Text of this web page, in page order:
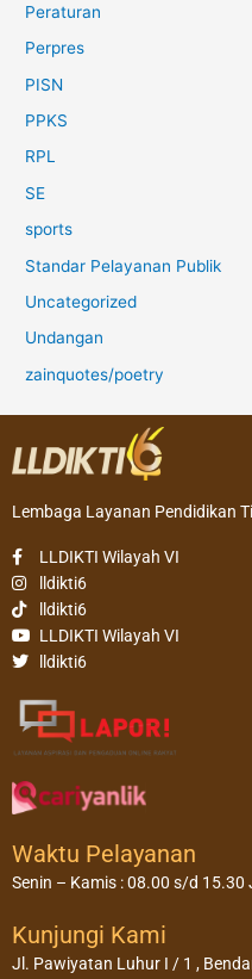
Peraturan
Perpres
PISN
PPKS
RPL
SE
sports
Standar Pelayanan Publik
Uncategorized
Undangan
zainquotes/poetry
Lembaga Layanan Pendidikan
LLDIKTI Wilayah VI
lldikti6
lldikti6
LLDIKTI Wilayah VI
lldikti6
Waktu Pelayanan
Senin – Kamis : 08.00 s/d 15.30
Kunjungi Kami
Jl. Pawiyatan Luhur I / 1 ,